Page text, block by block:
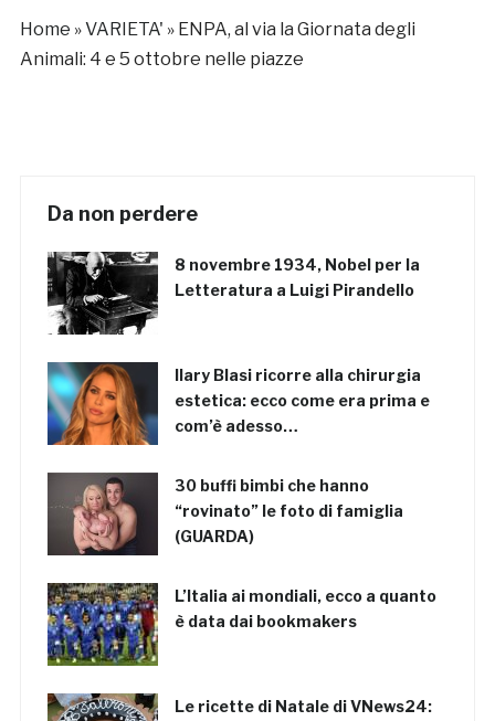
proprietà
Home »VARIETA' » ENPA, al via la Giornata degli
Animali: 4 e 5 ottobre nelle piazze
Da non perdere
8 novembre 1934, Nobel per la
Letteratura a Luigi Pirandello
Ilary Blasi ricorre alla chirurgia
estetica: ecco come era prima e
com’è adesso…
30 buffi bimbi che hanno
“rovinato” le foto di famiglia
(GUARDA)
L’Italia ai mondiali, ecco a quanto
è data dai bookmakers
Le ricette di Natale di VNews24: